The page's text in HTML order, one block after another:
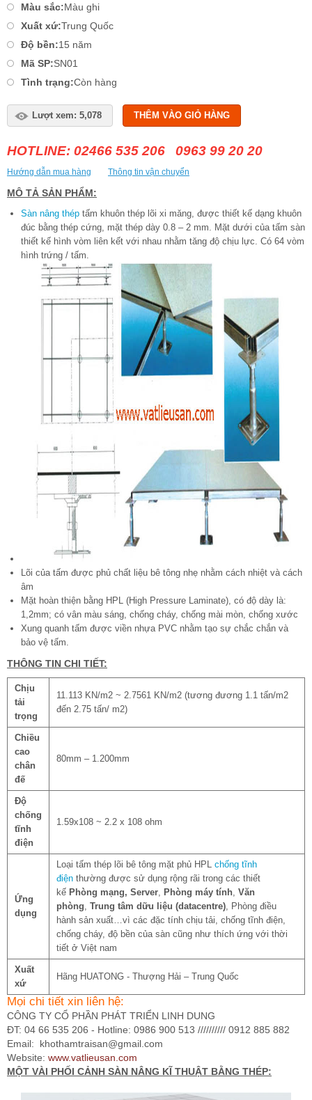
Màu sắc:Màu ghi
Xuất xứ:Trung Quốc
Độ bền:15 năm
Mã SP:SN01
Tình trạng:Còn hàng
Lượt xem: 5,078 THÊM VÀO GIỎ HÀNG
HOTLINE: 02466 535 206 0963 99 20 20
Hướng dẫn mua hàng Thông tin vận chuyển
MÔ TẢ SẢN PHẨM:
Sàn nâng thép tấm khuôn thép lõi xi măng, được thiết kế dạng khuôn
đúc bằng thép cứng, mặt thép dày 0.8 – 2 mm. Mặt dưới của tấm sàn
thiết kế hình vòm liên kết với nhau nhằm tăng độ chịu lực. Có 64 vòm
hình trứng / tấm.
Lõi của tấm được phủ chất liệu bê tông nhẹ nhằm cách nhiệt và cách
âm
Mặt hoàn thiện bằng HPL (High Pressure Laminate), có độ dày là:
1,2mm; có vân màu sáng, chống cháy, chống mài mòn, chống xước
Xung quanh tấm được viền nhựa PVC nhằm tạo sự chắc chắn và
bảo vệ tấm.
THÔNG TIN CHI TIẾT:
Chịu
tải
trọng
11.113 KN/m2 ~ 2.7561 KN/m2 (tương đương 1.1 tấn/m2
đến 2.75 tấn/ m2)
Chiều
cao
chân
đế
80mm – 1.200mm
Độ
chống
tĩnh
điện
1.59x108 ~ 2.2 x 108 ohm
Ứng
dụng
Loại tấm thép lõi bê tông mặt phủ HPL chống tĩnh
điện thường được sử dụng rộng rãi trong các thiết
kế Phòng mạng, Server Phòng máy tính Văn
phòng Trung tâm dữu liệu (datacentre) , Phòng điều
hành sản xuất…vì các đặc tính chịu tải, chống tĩnh điện,
chống cháy, độ bền của sàn cũng như thích ứng với thời
tiết ở Việt nam
Xuất
xứ
Hãng HUATONG - Thượng Hải – Trung Quốc
Mọi chi tiết xin liên hệ:
CÔNG TY CỔ PHẦN PHÁT TRIỂN LINH DUNG
ĐT: 04 66 535 206 - Hotline: 0986 900 513 ////////// 0912 885 882
Email:
khothamtraisan@gmail.com
Website: www.vatlieusan.com
MỘT VÀI PHỐI CẢNH SÀN NÂNG KĨ THUẬT BẰNG THÉP: